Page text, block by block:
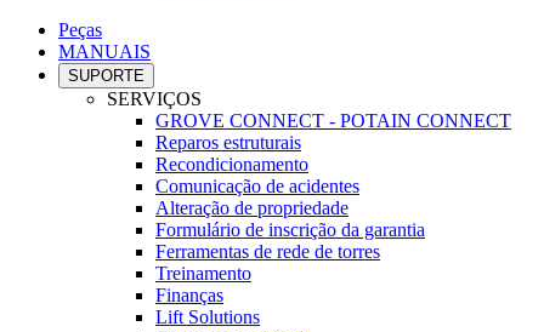
Peças
MANUAIS
SUPORTE
SERVIÇOS
GROVE CONNECT - POTAIN CONNECT
Reparos estruturais
Recondicionamento
Comunicação de acidentes
Alteração de propriedade
Formulário de inscrição da garantia
Ferramentas de rede de torres
Treinamento
Finanças
Lift Solutions